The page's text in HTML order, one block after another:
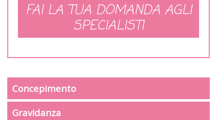
FAI LA TUA DOMANDA AGLI
SPECIALISTI
Concepimento
Gravidanza